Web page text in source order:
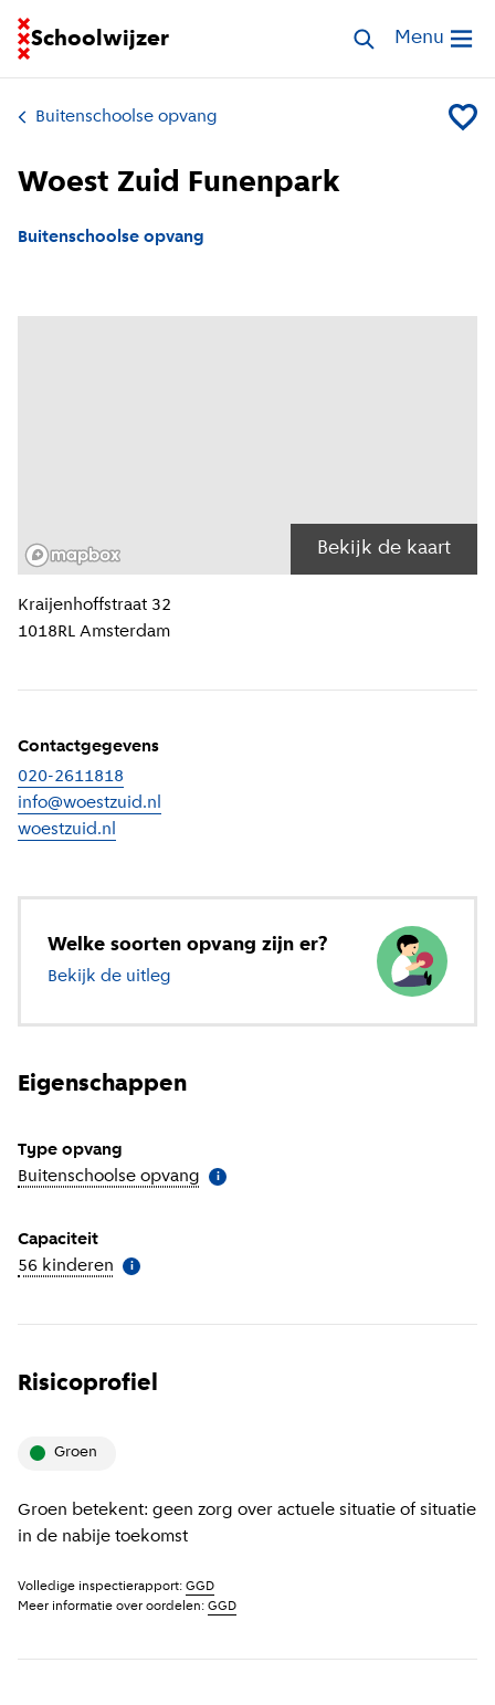
Schoolwijzer
Ga naar homepage van SchoolwijzerZoek opvang
Open
Menu
Buitenschoolse opvang Voeg
Woest Zuid Funenpark
Buitenschoolse opvang
Bekijk de kaart
Locatiegegevens
Kraijenhoffstraat 32
1018RL Amsterdam
Contactgegevens
020-2611818
info@woestzuid.nl
woestzuid.nl
Welke soorten opvang zijn er?
Bekijk de uitleg over verschillende soorten opvang
Eigenschappen
Type opvang
Buitenschoolse opvang Meer informatie
i
Capaciteit
56 kinderen Meer informatie
i
Risicoprofiel
groen
Groen betekent: geen zorg over actuele situatie of situatie
in de nabije toekomst
Volledige inspectierapport: GGD
Meer informatie over oordelen: GGD